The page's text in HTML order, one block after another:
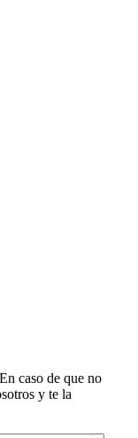
caso de que no
y te la